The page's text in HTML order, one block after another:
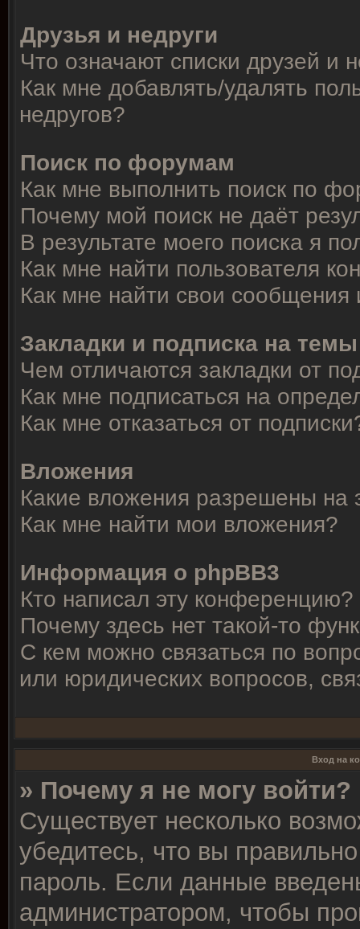
Друзья и недруги
Что означают списки друзей и
Как мне добавлять/удалять
недругов?
Поиск по форумам
Как мне выполнить поиск по
Почему мой поиск не даёт
В результате моего поиска я
Как мне найти пользователя
Как мне найти свои
Закладки и подписка на темы
Чем отличаются закладки от
Как мне подписаться на
Как мне отказаться от
Вложения
Какие вложения разрешены на
Как мне найти мои вложения?
Информация о phpBB3
Кто написал эту конференцию?
Почему здесь нет такой-то
С кем можно связаться по
или юридических вопросов,
Вход на
» Почему я не могу войти?
Существует несколько
убедитесь, что вы
пароль. Если данные
администратором, чтобы